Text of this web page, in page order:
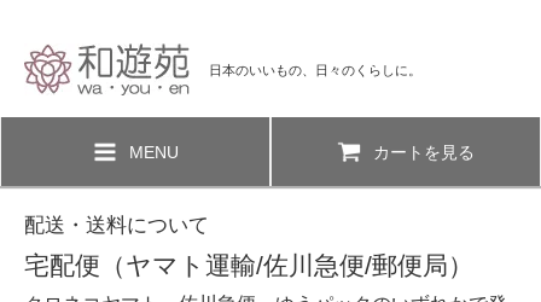
日本のいいもの、日々のくらしに。
MENU カートを見る
配送・送料について
宅配便（ヤマト運輸/佐川急便/郵便局）